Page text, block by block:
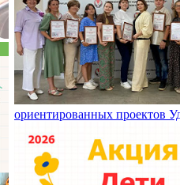
ориентированных проектов